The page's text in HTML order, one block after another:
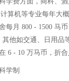
算机等专业每年大
每月 800 - 1500 马
其他如交通、日用品
6 - 10 万马币，折合
学制